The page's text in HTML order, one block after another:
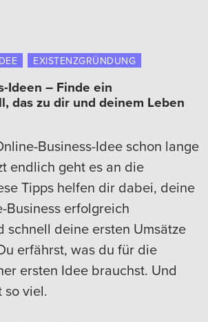
EXISTENZGRÜNDUNG
Ideen – Finde ein
das zu dir und deinem Leben
Business-Idee schon lange
endlich geht es an die
Tipps helfen dir dabei, deine
Business erfolgreich
schnell deine ersten Umsätze
erfährst, was du für die
ersten Idee brauchst. Und
so viel.